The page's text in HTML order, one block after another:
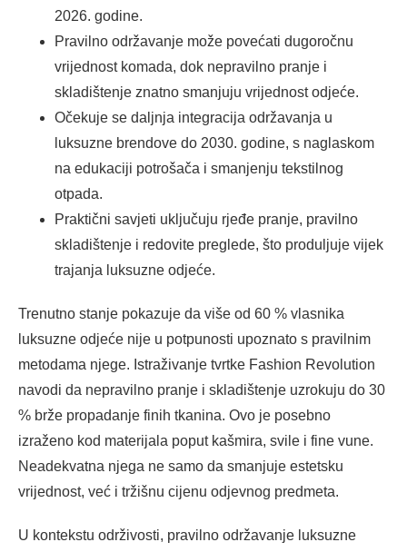
2026. godine.
Pravilno održavanje može povećati dugoročnu
vrijednost komada, dok nepravilno pranje i
skladištenje znatno smanjuju vrijednost odjeće.
Očekuje se daljnja integracija održavanja u
luksuzne brendove do 2030. godine, s naglaskom
na edukaciji potrošača i smanjenju tekstilnog
otpada.
Praktični savjeti uključuju rjeđe pranje, pravilno
skladištenje i redovite preglede, što produljuje vijek
trajanja luksuzne odjeće.
Trenutno stanje pokazuje da više od 60 % vlasnika
luksuzne odjeće nije u potpunosti upoznato s pravilnim
metodama njege. Istraživanje tvrtke Fashion Revolution
navodi da nepravilno pranje i skladištenje uzrokuju do 30
% brže propadanje finih tkanina. Ovo je posebno
izraženo kod materijala poput kašmira, svile i fine vune.
Neadekvatna njega ne samo da smanjuje estetsku
vrijednost, već i tržišnu cijenu odjevnog predmeta.
U kontekstu održivosti, pravilno održavanje luksuzne